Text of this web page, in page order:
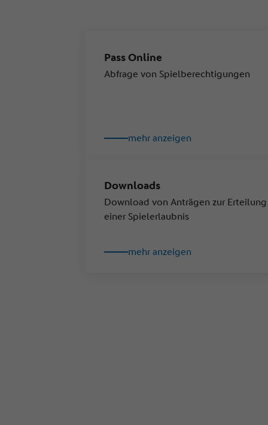
Pass Online
Abfrage von Spielberechtigungen
mehr anzeigen
Downloads
Download von Anträgen zur Erteilung
einer Spielerlaubnis
mehr anzeigen